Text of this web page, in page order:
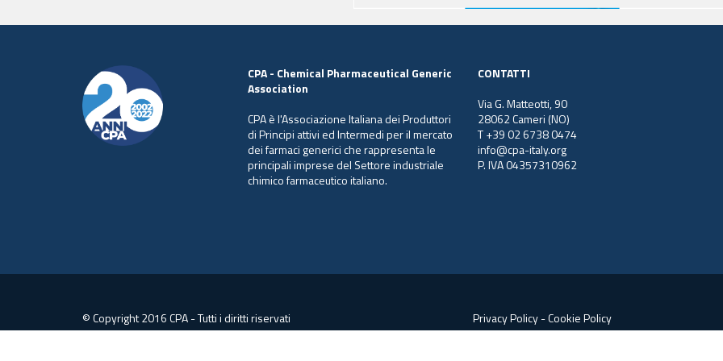
CPA - Chemical Pharmaceutical Generic
Association
CPA è l'Associazione Italiana dei Produttori
di Principi attivi ed Intermedi per il mercato
dei farmaci generici che rappresenta le
principali imprese del Settore industriale
chimico farmaceutico italiano.
CONTATTI
Via G. Matteotti, 90
28062 Cameri (NO)
T +39 02 6738 0474
info@cpa-italy.org
P. IVA 04357310962
© Copyright 2016 CPA - Tutti i diritti riservati Privacy Policy-Cookie Policy